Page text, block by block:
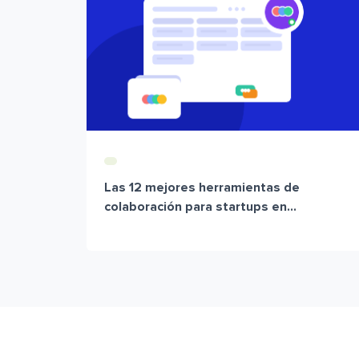
Las 12 mejores herramientas de
colaboración para startups en...